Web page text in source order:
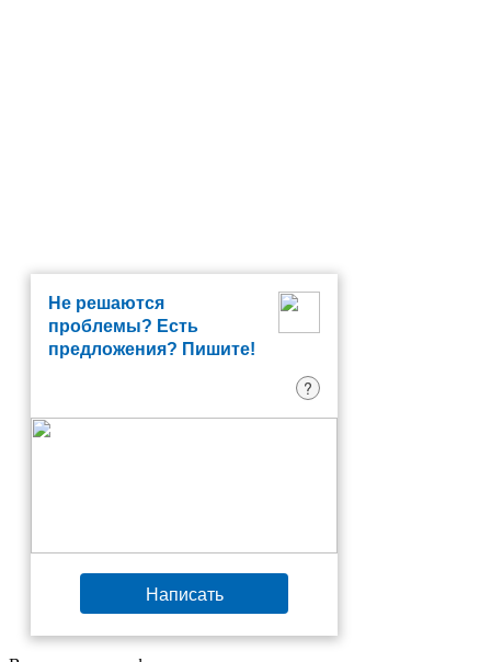
Не решаются
проблемы? Есть
предложения? Пишите!
?
Написать